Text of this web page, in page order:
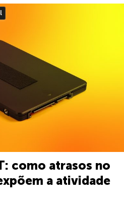
como atrasos no
a atividade